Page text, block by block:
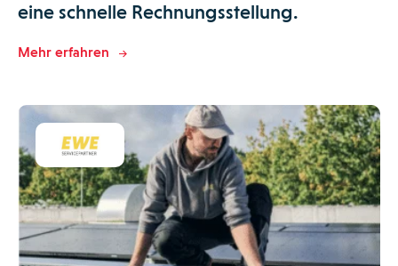
eine schnelle Rechnungsstellung.
Mehr erfahren